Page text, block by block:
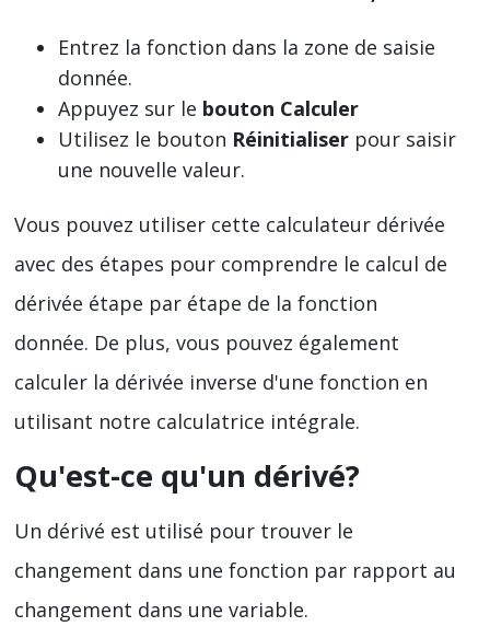
Entrez la fonction dans la zone de saisie
donnée.
Appuyez sur le bouton Calculer
Utilisez le bouton Réinitialiser pour saisir
une nouvelle valeur.
Vous pouvez utiliser cette calculateur dérivée
avec des étapes pour comprendre le calcul de
dérivée étape par étape de la fonction
donnée. De plus, vous pouvez également
calculer la dérivée inverse d'une fonction en
utilisant notre calculatrice intégrale.
Qu'est-ce qu'un dérivé?
Un dérivé est utilisé pour trouver le
changement dans une fonction par rapport au
changement dans une variable.